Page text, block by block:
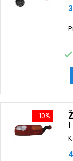

−10%
I